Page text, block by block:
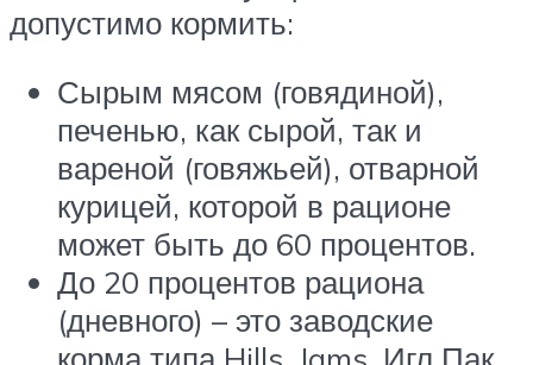
допустимо кормить:
Сырым мясом (говядиной),
печенью, как сырой, так и
вареной (говяжьей), отварной
курицей, которой в рационе
может быть до 60 процентов.
До 20 процентов рациона
(дневного) – это заводские